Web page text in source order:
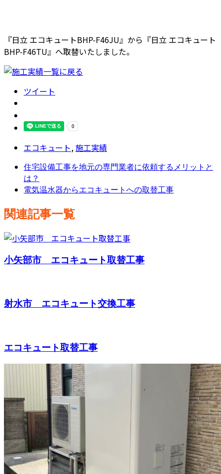
『日立 エコキュートBHP-F46JU』から『日立 エコキュート
BHP-F46TU』へ取替いたしました。
ツイート
エコキュート,施工実績
住宅設備工事を地元の専門業者に依頼するメリットと
は？
電気温水器からエコキュートへの取替工事
関連記事一覧
小矢部市 エコキュート取替工事
射水市 エコキュート交換工事
エコキュート取替工事